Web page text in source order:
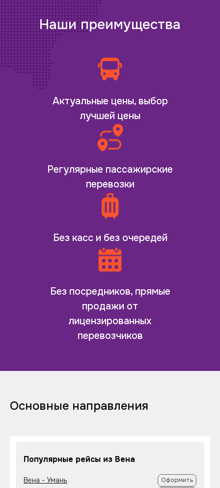
Наши преимущества
Актуальные цены, выбор
лучшей цены
Регулярные пассажирские
перевозки
Без касс и без очередей
Без посредников, прямые
продажи от
лицензированных
перевозчиков
Основные направления
Популярные рейсы из Вена
Вена - Умань Оформить